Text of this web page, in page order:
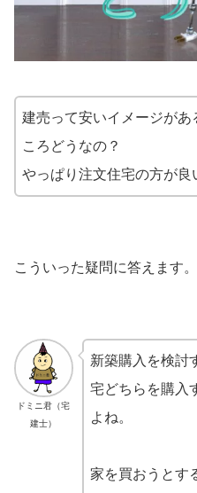
建売って安いイメージがあ
ころどうなの？
やっぱり注文住宅の方が良
こういった疑問に答えます。
ドミニ君（宅
建士）
新築購入を検討
宅どちらを購入
よね。
家を買おうとす